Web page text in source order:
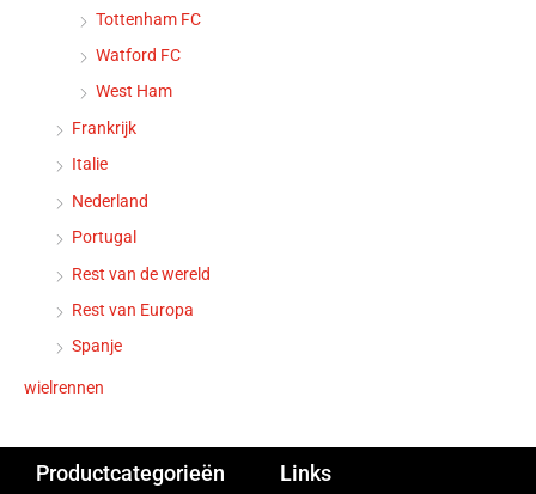
Tottenham FC
Watford FC
West Ham
Frankrijk
Italie
Nederland
Portugal
Rest van de wereld
Rest van Europa
Spanje
wielrennen
Productcategorieën Links